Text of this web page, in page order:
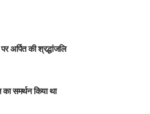
अर्पित की श्रद्धांजलि
समर्थन किया था